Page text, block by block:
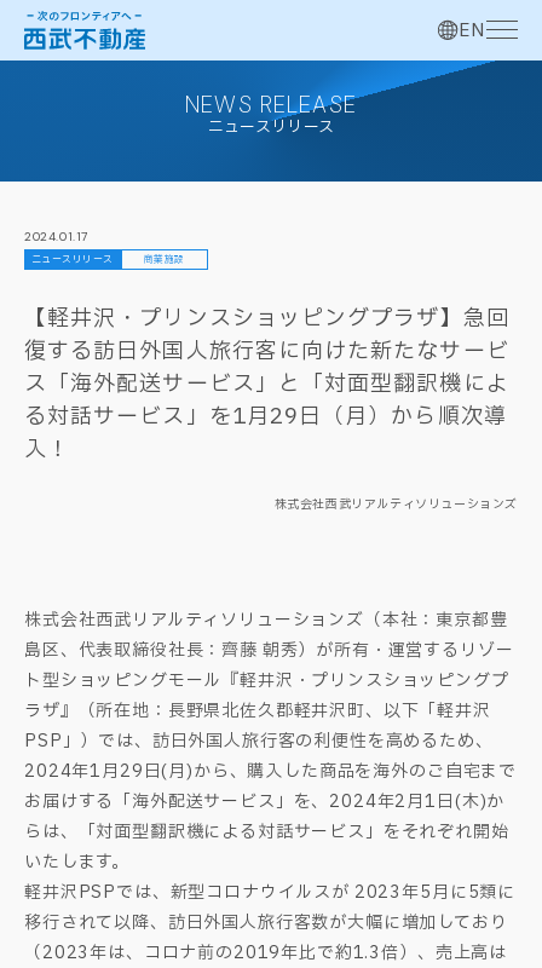
EN
NEWS RELEASE
ニュースリリース
2024.01.17
ニュースリリース 商業施設
【軽井沢・プリンスショッピングプラザ】急回
復する訪日外国人旅行客に向けた新たなサービ
ス「海外配送サービス」と「対面型翻訳機によ
る対話サービス」を1月29日（月）から順次導
入！
株式会社西武リアルティソリューションズ
株式会社西武リアルティソリューションズ（本社：東京都豊
島区、代表取締役社長：齊藤 朝秀）が所有・運営するリゾー
ト型ショッピングモール『軽井沢・プリンスショッピングプ
ラザ』（所在地：長野県北佐久郡軽井沢町、以下「軽井沢
PSP」）では、訪日外国人旅行客の利便性を高めるため、
2024年1月29日(月)から、購入した商品を海外のご自宅まで
お届けする「海外配送サービス」を、2024年2月1日(木)か
らは、「対面型翻訳機による対話サービス」をそれぞれ開始
いたします。
軽井沢PSPでは、新型コロナウイルスが 2023年5月に5類に
移行されて以降、訪日外国人旅行客数が大幅に増加しており
（2023年は、コロナ前の2019年比で約1.3倍）、売上高は